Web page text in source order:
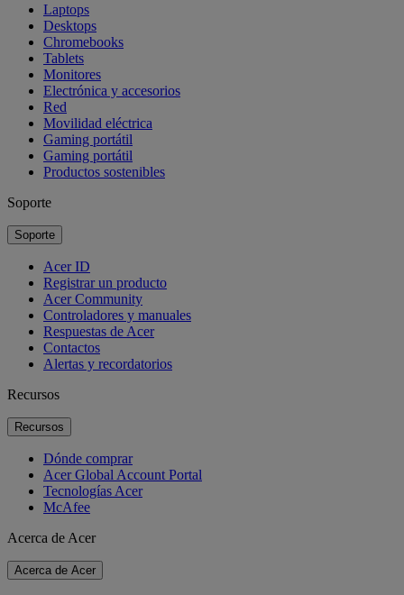
Laptops
Desktops
Chromebooks
Tablets
Monitores
Electrónica y accesorios
Red
Movilidad eléctrica
Gaming portátil
Gaming portátil
Productos sostenibles
Soporte
Soporte
Acer ID
Registrar un producto
Acer Community
Controladores y manuales
Respuestas de Acer
Contactos
Alertas y recordatorios
Recursos
Recursos
Dónde comprar
Acer Global Account Portal
Tecnologías Acer
McAfee
Acerca de Acer
Acerca de Acer